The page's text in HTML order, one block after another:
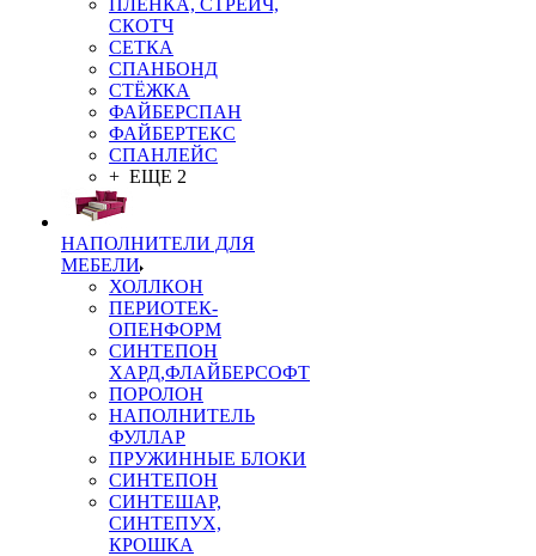
ПЛЁНКА, СТРЕЙЧ,
СКОТЧ
СЕТКА
СПАНБОНД
СТЁЖКА
ФАЙБЕРСПАН
ФАЙБЕРТЕКС
СПАНЛЕЙС
+ ЕЩЕ 2
НАПОЛНИТЕЛИ ДЛЯ
МЕБЕЛИ
ХОЛЛКОН
ПЕРИОТЕК-
ОПЕНФОРМ
СИНТЕПОН
ХАРД,ФЛАЙБЕРСОФТ
ПОРОЛОН
НАПОЛНИТЕЛЬ
ФУЛЛАР
ПРУЖИННЫЕ БЛОКИ
СИНТЕПОН
СИНТЕШАР,
СИНТЕПУХ,
КРОШКА